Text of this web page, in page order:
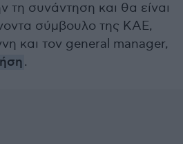
τη συνάντηση και θα είναι
σύμβουλο της ΚΑΕ,
και τον general manager,
.